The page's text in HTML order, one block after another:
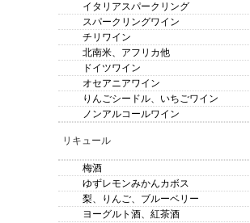
イタリアスパークリング
スパークリングワイン
チリワイン
北南米、アフリカ他
ドイツワイン
オセアニアワイン
りんごシードル、いちごワイン
ノンアルコールワイン
リキュール
梅酒
ゆずレモンみかんカボス
梨、りんご、ブルーベリー
ヨーグルト酒、紅茶酒